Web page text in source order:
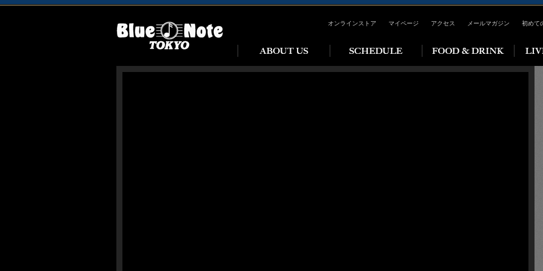
オンラインストア マイページ アクセス メールマガジン 初めて